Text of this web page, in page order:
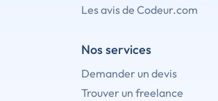
Les avis de Codeur.com
Nos services
Demander un devis
Trouver un freelance